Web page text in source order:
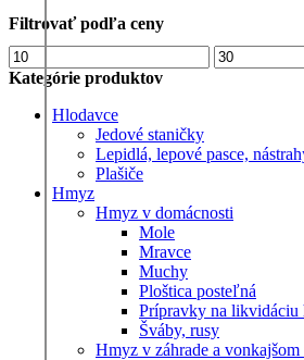
Filtrovať podľa ceny
Minimálna
cena
Maximálna
cena
Kategórie produktov
Hlodavce
Jedové staničky
Lepidlá, lepové pasce,
Plašiče
Hmyz
Hmyz v domácnosti
Mole
Mravce
Muchy
Ploštica posteľná
Prípravky na likvidáciu
Šváby, rusy
Hmyz v záhrade a vonkajšom